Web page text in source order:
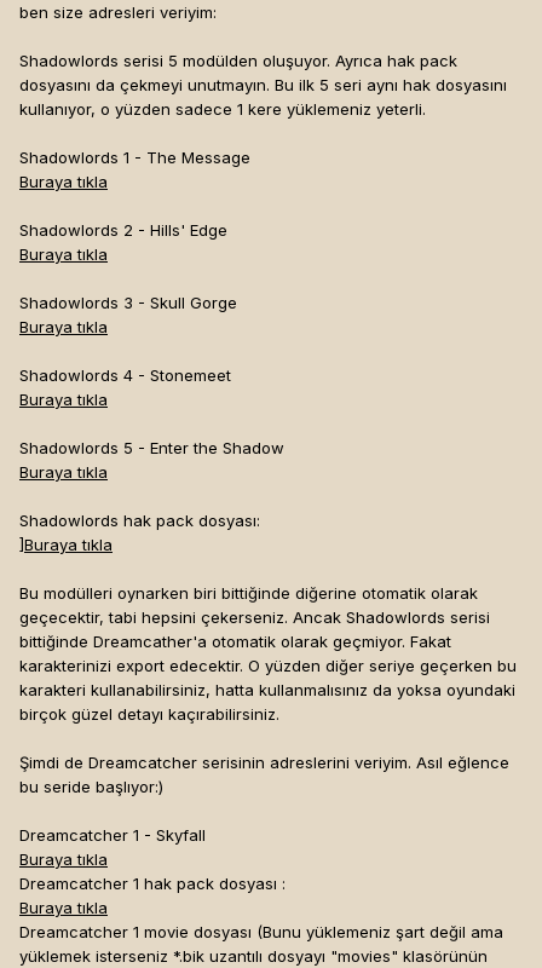
ben size adresleri veriyim:
Shadowlords serisi 5 modülden oluşuyor. Ayrıca hak pack
dosyasını da çekmeyi unutmayın. Bu ilk 5 seri aynı hak dosyasını
kullanıyor, o yüzden sadece 1 kere yüklemeniz yeterli.
Shadowlords 1 - The Message
Buraya tıkla
Shadowlords 2 - Hills' Edge
Buraya tıkla
Shadowlords 3 - Skull Gorge
Buraya tıkla
Shadowlords 4 - Stonemeet
Buraya tıkla
Shadowlords 5 - Enter the Shadow
Buraya tıkla
Shadowlords hak pack dosyası:
]Buraya tıkla
Bu modülleri oynarken biri bittiğinde diğerine otomatik olarak
geçecektir, tabi hepsini çekerseniz. Ancak Shadowlords serisi
bittiğinde Dreamcather'a otomatik olarak geçmiyor. Fakat
karakterinizi export edecektir. O yüzden diğer seriye geçerken bu
karakteri kullanabilirsiniz, hatta kullanmalısınız da yoksa oyundaki
birçok güzel detayı kaçırabilirsiniz.
Şimdi de Dreamcatcher serisinin adreslerini veriyim. Asıl eğlence
bu seride başlıyor:)
Dreamcatcher 1 - Skyfall
Buraya tıkla
Dreamcatcher 1 hak pack dosyası :
Buraya tıkla
Dreamcatcher 1 movie dosyası (Bunu yüklemeniz şart değil ama
yüklemek isterseniz *.bik uzantılı dosyayı "movies" klasörünün